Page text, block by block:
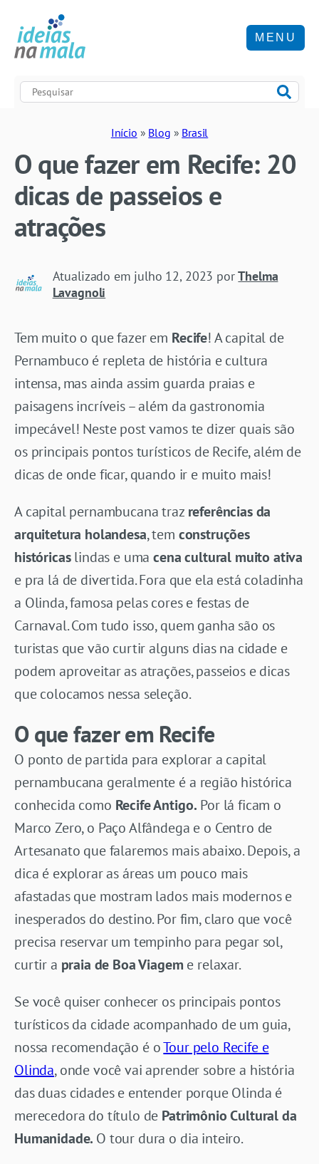
MENU
Início » Blog » Brasil
O que fazer em Recife: 20
dicas de passeios e
atrações
Atualizado em julho 12, 2023 porThelma
Lavagnoli
Tem muito o que fazer em Recife! A capital de
Pernambuco é repleta de história e cultura
intensa, mas ainda assim guarda praias e
paisagens incríveis – além da gastronomia
impecável! Neste post vamos te dizer quais são
os principais pontos turísticos de Recife, além de
dicas de onde ficar, quando ir e muito mais!
A capital pernambucana traz referências da
arquitetura holandesa, tem construções
históricaslindas e umacena cultural muito ativa
e pra lá de divertida.Fora que ela está coladinha
a Olinda, famosa pelas cores e festas de
Carnaval.Com tudo isso, quem ganha são os
turistas que vão curtir alguns dias na cidade e
podem aproveitar as atrações, passeios e dicas
que colocamos nessa seleção.
O que fazer em Recife
O ponto de partida para explorar a capital
pernambucana geralmente é a região histórica
conhecida como Recife Antigo. Por lá ficam o
Marco Zero, o Paço Alfândega e o Centro de
Artesanato que falaremos mais abaixo. Depois, a
dica é explorar as áreas um pouco mais
afastadas que mostram lados mais modernos e
inesperados do destino. Por fim, claro que você
precisa reservar um tempinho para pegar sol,
curtir a praia de Boa Viagem e relaxar.
Se você quiser conhecer os principais pontos
turísticos da cidade acompanhado de um guia,
nossa recomendação é oTour pelo Recife e
Olinda, onde você vai aprender sobre a história
das duas cidades e entender porque Olinda é
merecedora do título de Patrimônio Cultural da
Humanidade. O tour dura o dia inteiro.